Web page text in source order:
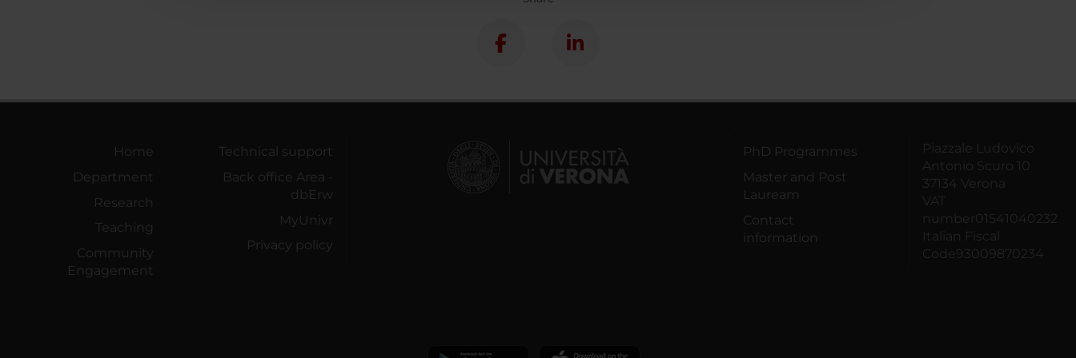
Home
Department
Research
Teaching
Community
Engagement
Technical support
Back office Area -
dbErw
MyUnivr
Privacy policy
PhD Programmes
Master and Post
Lauream
Contact
information
Piazzale Ludovico
Antonio Scuro 10
37134 Verona
VAT
number01541040232
Italian Fiscal
Code93009870234